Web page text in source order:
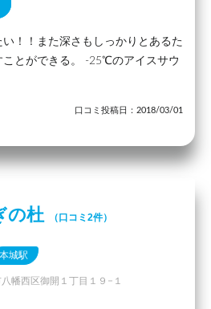
！！また深さもしっかりとあるた
ことができる。 -25℃のアイスサウ
口コミ投稿日：2018/03/01
の杜 （口コミ2件）
本城駅
幡西区御開１丁目１９−１